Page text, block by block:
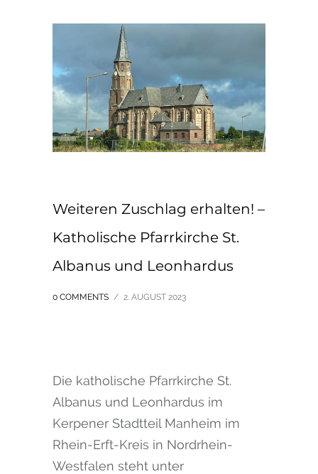
Weiteren Zuschlag erhalten! –
Katholische Pfarrkirche St.
Albanus und Leonhardus
0 COMMENTS / 2. AUGUST 2023
Die katholische Pfarrkirche St.
Albanus und Leonhardus im
Kerpener Stadtteil Manheim im
Rhein-Erft-Kreis in Nordrhein-
Westfalen steht unter